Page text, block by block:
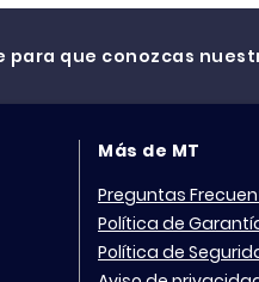
para que conozcas
Más de MT
Preguntas
Política de
Política de